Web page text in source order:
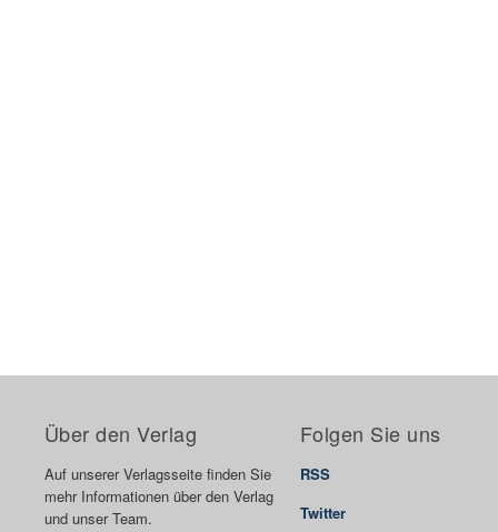
Über den Verlag
Auf unserer Verlagsseite finden Sie
mehr Informationen über den Verlag
und unser Team.
Folgen Sie uns
RSS
Twitter